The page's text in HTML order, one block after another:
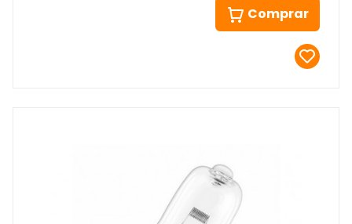
Comprar